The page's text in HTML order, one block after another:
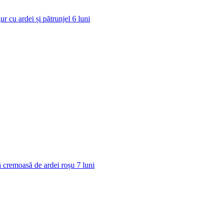
cu ardei și pătrunjel 6 luni
cremoasă de ardei roșu 7 luni